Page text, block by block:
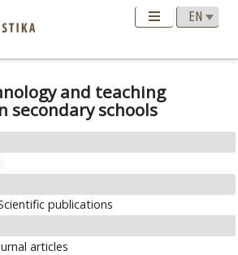
and teaching
secondary schools
publications
articles